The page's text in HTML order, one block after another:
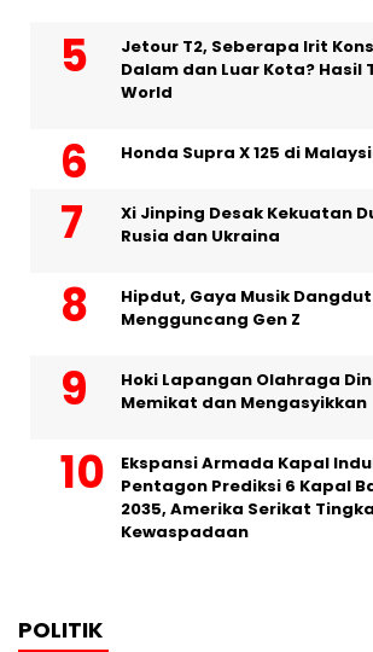
Jetour T2, Seberapa Irit
Dalam dan Luar Kota? Hasil
World
Honda Supra X 125 di
Xi Jinping Desak Kekuatan
Rusia dan Ukraina
Hipdut, Gaya Musik
Mengguncang Gen Z
Hoki Lapangan Olahraga
Memikat dan Mengasyikkan
Ekspansi Armada Kapal
Pentagon Prediksi 6 Kapal
2035, Amerika Serikat
Kewaspadaan
POLITIK